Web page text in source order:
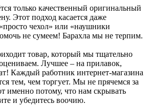
только качественный оригинальный
Этот подход касается даже
чехол» или «наушники
не сумеем! Барахла мы не терпим.
товар, который мы тщательно
Лучшее – на прилавок,
Каждый работник интернет-магазина
тем, чем торгует. Мы не прячемся за
именно потому, что нам скрывать
и убедитесь воочию.